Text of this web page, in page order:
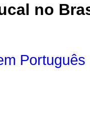
no
Português